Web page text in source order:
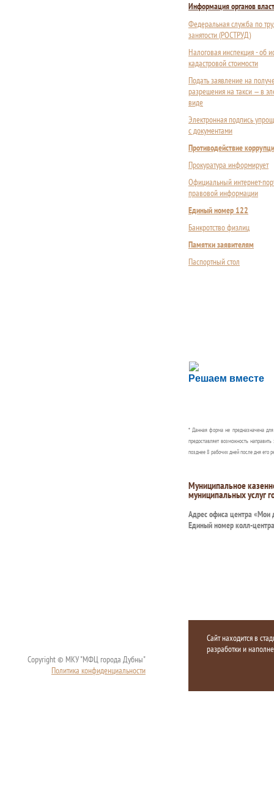
Информация органов
Федеральная служба по
занятости (РОСТРУД)
Налоговая инспекция - об
кадастровой стоимости
Подать заявление на
разрешения на такси — в
виде
Электронная подпись
с документами
Противодействие
Прокуратура информирует
Официальный интернет-
правовой информации
Единый номер 122
Банкротство физлиц
Памятки заявителям
Паспортный стол
Решаем вместе
Сложности с
Сообщите об этом
* Данная форма не предназначена
предоставляет возможность
позднее 8 рабочих дней после дня его
Муниципальное
муниципальных услуг
Адрес офиса центра «Мои
Единый номер колл-
Copyright © МКУ "МФЦ города Дубны"
Политика конфиденциальности
Сайт находится в
разработки и